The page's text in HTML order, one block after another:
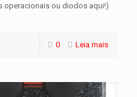
operacionais ou diodos aqui!)
0 Leia mais